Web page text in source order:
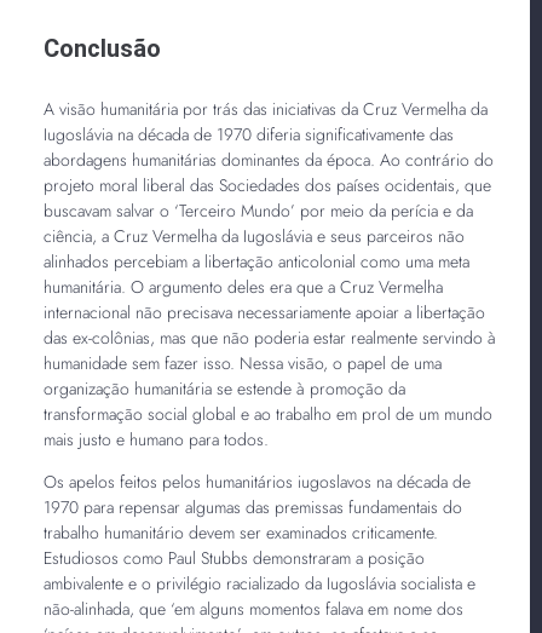
Conclusão
A visão humanitária por trás das iniciativas da Cruz Vermelha da
Iugoslávia na década de 1970 diferia significativamente das
abordagens humanitárias dominantes da época. Ao contrário do
projeto moral liberal das Sociedades dos países ocidentais, que
buscavam salvar o ‘Terceiro Mundo’ por meio da perícia e da
ciência, a Cruz Vermelha da Iugoslávia e seus parceiros não
alinhados percebiam a libertação anticolonial como uma meta
humanitária. O argumento deles era que a Cruz Vermelha
internacional não precisava necessariamente apoiar a libertação
das ex-colônias, mas que não poderia estar realmente servindo à
humanidade sem fazer isso. Nessa visão, o papel de uma
organização humanitária se estende à promoção da
transformação social global e ao trabalho em prol de um mundo
mais justo e humano para todos.
Os apelos feitos pelos humanitários iugoslavos na década de
1970 para repensar algumas das premissas fundamentais do
trabalho humanitário devem ser examinados criticamente.
Estudiosos como Paul Stubbs demonstraram a posição
ambivalente e o privilégio racializado da Iugoslávia socialista e
não-alinhada, que ‘em alguns momentos falava em nome dos